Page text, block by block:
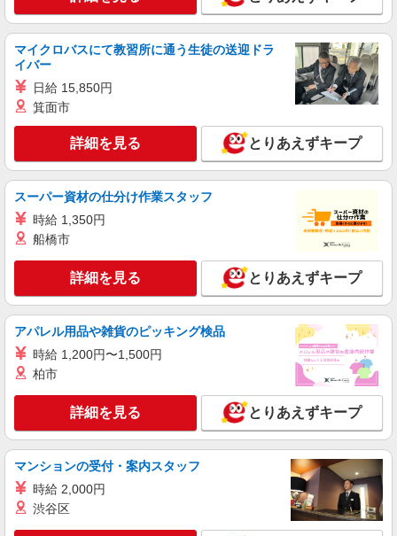
マイクロバスにて教習所に通う生徒の送迎ドラ
イバー
日給 15,850円
箕面市
詳細を見る とりあえずキープ
スーパー資材の仕分け作業スタッフ
時給 1,350円
船橋市
詳細を見る とりあえずキープ
アパレル用品や雑貨のピッキング検品
時給 1,200円〜1,500円
柏市
詳細を見る とりあえずキープ
マンションの受付・案内スタッフ
時給 2,000円
渋谷区